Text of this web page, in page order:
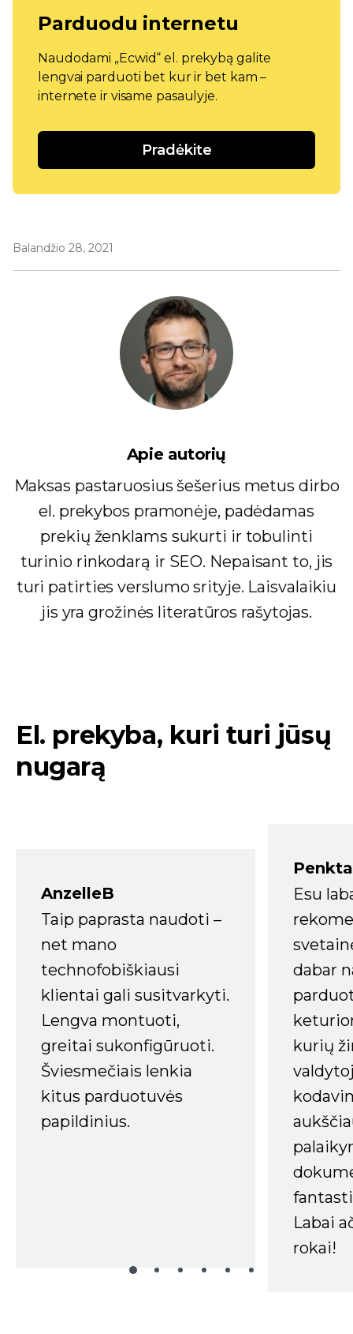
Parduodu internetu
Naudodami „Ecwid“ el. prekybą galite
lengvai parduoti bet kur ir bet kam –
internete ir visame pasaulyje.
Pradėkite
Balandžio 28, 2021
Apie autorių
Maksas pastaruosius šešerius metus dirbo
el. prekybos pramonėje, padėdamas
prekių ženklams sukurti ir tobulinti
turinio rinkodarą ir SEO. Nepaisant to, jis
turi patirties verslumo srityje. Laisvalaikiu
jis yra grožinės literatūros rašytojas.
El. prekyba, kuri turi jūsų
nugarą
AnzelleB
Taip paprasta naudoti –
net mano
technofobiškiausi
klientai gali susitvarkyti.
Lengva montuoti,
greitai sukonfigūruoti.
Šviesmečiais lenkia
kitus parduotuvės
papildinius.
Esu
dabar
kurių
Labai
rokai!